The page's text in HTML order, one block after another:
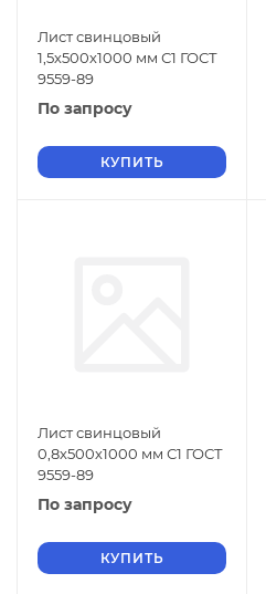
Лист свинцовый
1,5х500х1000 мм С1 ГОСТ
9559-89
По запросу
КУПИТЬ
Лист свинцовый
0,8х500х1000 мм С1 ГОСТ
9559-89
По запросу
КУПИТЬ